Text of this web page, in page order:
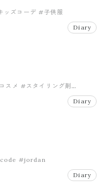
ッズコーデ #子供服
Diary
スメ #スタイリング剤
Diary
#jordan
Diary